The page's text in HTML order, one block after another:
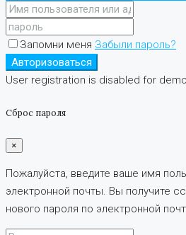
Запомни меня Забыли пароль?
Авторизоваться
User registration is disabled for
Сброс пароля
×
Пожалуйста, введите ваше имя
электронной почты. Вы получите
нового пароля по электронной